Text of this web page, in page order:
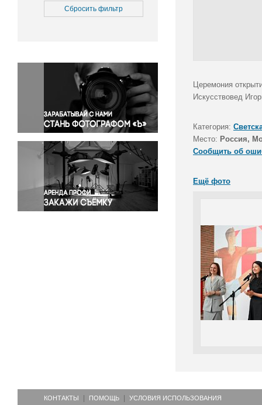
Медицина
Окружающая среда
Политика
Правосудие
Происшествия и конфликты
Религия
Светская жизнь
Спорт
Экология
Экономика и бизнес
Сбросить фильтр
Церемония
Искусствовед
Категория:
Место: Россия,
Сообщить об
Ещё фото
КОНТАКТЫ ПОМОЩЬ УСЛОВИЯ ИСПОЛЬЗОВАНИЯ